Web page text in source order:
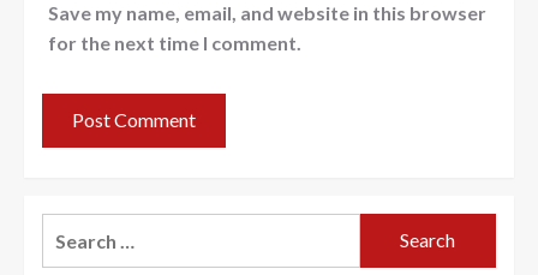
Save my name, email, and website in this browser
for the next time I comment.